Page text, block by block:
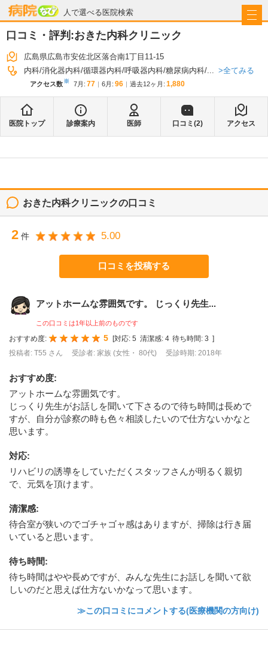
人で選べる医院検索
病院なび
口コミ・評判:おきた内科クリニック
広島県広島市安佐北区落合南1丁目11-15
内科 消化器内科 循環器内科 呼吸器内科 糖尿病内科 ... 全てみる
アクセス数※ 7月 : 77 6月 : 96 過去12ヶ月: 1,880
医院トップ 診療案内 医師 口コミ(2) アクセス
おきた内科クリニックの口コミ
2 件 5.00
口コミを投稿する
アットホームな雰囲気です。 じっくり先生...
この口コミは1年以上前のものです
おすすめ度: 5 [対応: 5 清潔感: 4 待ち時間: 3 ]
投稿者: T55 さん
受診者: 家族 (女性・ 80代) 受診時期: 2018年
おすすめ度:
アットホームな雰囲気です。
じっくり先生がお話しを聞いて下さるので待ち時間は長めで
すが、自分が診察の時も色々相談したいので仕方ないかなと
思います。
対応:
リハビリの誘導をしていただくスタッフさんが明るく親切
で、元気を頂けます。
清潔感:
待合室が狭いのでゴチャゴャ感はありますが、掃除は行き届
いていると思います。
待ち時間:
待ち時間はやや長めですが、みんな先生にお話しを聞いて欲
しいのだと思えば仕方ないかなって思います。
≫この口コミにコメントする(医療機関の方向け)